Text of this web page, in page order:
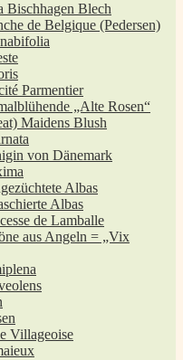
Bischhagen Blech
de Belgique (Pedersen)
Parmentier
„Alte Rosen“
Maidens Blush
von Dänemark
Albas
Albas
de Lamballe
aus Angeln = „Vix
Villageoise